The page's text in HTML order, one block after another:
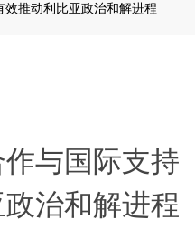
推动利比亚政治和解进程
与国际支持
治和解进程